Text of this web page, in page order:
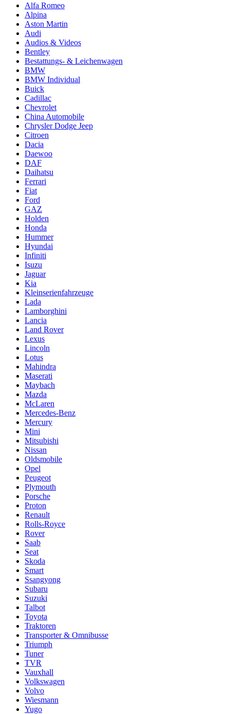
Alfa Romeo
Alpina
Aston Martin
Audi
Audios & Videos
Bentley
Bestattungs- & Leichenwagen
BMW
BMW Individual
Buick
Cadillac
Chevrolet
China Automobile
Chrysler Dodge Jeep
Citroen
Dacia
Daewoo
DAF
Daihatsu
Ferrari
Fiat
Ford
GAZ
Holden
Honda
Hummer
Hyundai
Infiniti
Isuzu
Jaguar
Kia
Kleinserienfahrzeuge
Lada
Lamborghini
Lancia
Land Rover
Lexus
Lincoln
Lotus
Mahindra
Maserati
Maybach
Mazda
McLaren
Mercedes-Benz
Mercury
Mini
Mitsubishi
Nissan
Oldsmobile
Opel
Peugeot
Plymouth
Porsche
Proton
Renault
Rolls-Royce
Rover
Saab
Seat
Skoda
Smart
Ssangyong
Subaru
Suzuki
Talbot
Toyota
Traktoren
Transporter & Omnibusse
Triumph
Tuner
TVR
Vauxhall
Volkswagen
Volvo
Wiesmann
Yugo